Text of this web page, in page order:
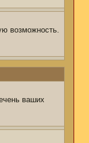
возможность.
ваших